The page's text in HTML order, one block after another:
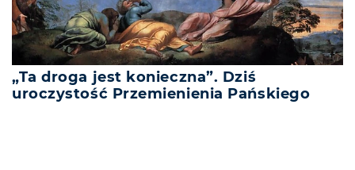
„Ta droga jest konieczna”. Dziś
uroczystość Przemienienia Pańskiego